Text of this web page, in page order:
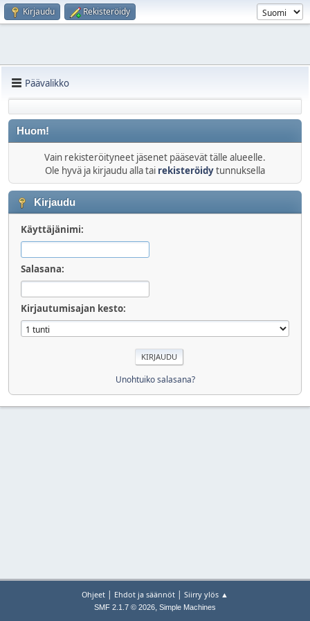
Kirjaudu Rekisteröidy
Päävalikko
Huom!
Vain rekisteröityneet jäsenet pääsevät tälle alueelle.
Ole hyvä ja kirjaudu alla tai rekisteröidytunnuksella
Kirjaudu
Käyttäjänimi:
Salasana:
Kirjautumisajan kesto:
Unohtuiko salasana?
Ohjeet | Ehdot ja säännöt | Siirry ylös ▲
SMF 2.1.7 © 2026, Simple Machines